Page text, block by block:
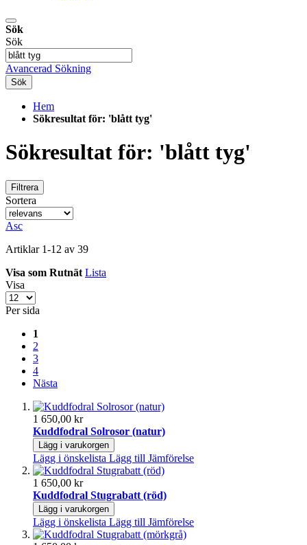
Sök
Sök
Avancerad Sökning
Sök
Hem
Sökresultat för: 'blått tyg'
Sökresultat för: 'blått tyg'
Filtrera
Sortera
Asc
Artiklar 1-12 av 39
Visa som Rutnät Lista
Visa
Per sida
1
2
3
4
Nästa
1 650,00 kr
Kuddfodral Solrosor (natur)
Lägg i varukorgen
Lägg i önskelista Lägg till Jämförelse
1 650,00 kr
Kuddfodral Stugrabatt (röd)
Lägg i varukorgen
Lägg i önskelista Lägg till Jämförelse